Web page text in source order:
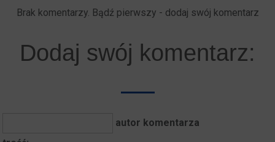
Brak komentarzy. Bądź pierwszy - dodaj swój komentarz
Dodaj swój komentarz:
autor komentarza